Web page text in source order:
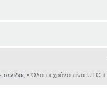
σελίδας• Όλοι οι χρόνοι είναι UTC